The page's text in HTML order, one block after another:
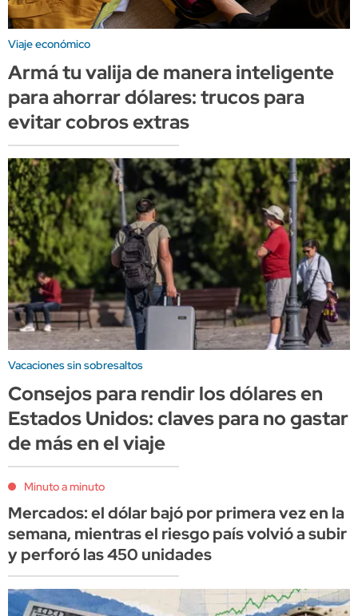
Viaje económico
Armá tu valija de manera inteligente
para ahorrar dólares: trucos para
evitar cobros extras
Vacaciones sin sobresaltos
Consejos para rendir los dólares en
Estados Unidos: claves para no gastar
de más en el viaje
Minuto a minuto
Mercados: el dólar bajó por primera vez en la
semana, mientras el riesgo país volvió a subir
y perforó las 450 unidades